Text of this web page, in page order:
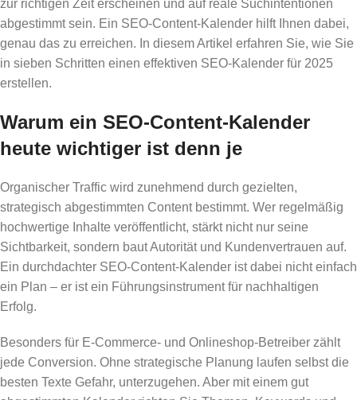
zur richtigen Zeit erscheinen und auf reale Suchintentionen
abgestimmt sein. Ein SEO-Content-Kalender hilft Ihnen dabei,
genau das zu erreichen. In diesem Artikel erfahren Sie, wie Sie
in sieben Schritten einen effektiven SEO-Kalender für 2025
erstellen.
Warum ein SEO-Content-Kalender
heute wichtiger ist denn je
Organischer Traffic wird zunehmend durch gezielten,
strategisch abgestimmten Content bestimmt. Wer regelmäßig
hochwertige Inhalte veröffentlicht, stärkt nicht nur seine
Sichtbarkeit, sondern baut Autorität und Kundenvertrauen auf.
Ein durchdachter SEO-Content-Kalender ist dabei nicht einfach
ein Plan – er ist ein Führungsinstrument für nachhaltigen
Erfolg.
Besonders für E-Commerce- und Onlineshop-Betreiber zählt
jede Conversion. Ohne strategische Planung laufen selbst die
besten Texte Gefahr, unterzugehen. Aber mit einem gut